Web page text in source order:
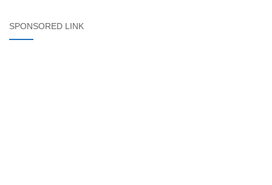
SPONSORED LINK